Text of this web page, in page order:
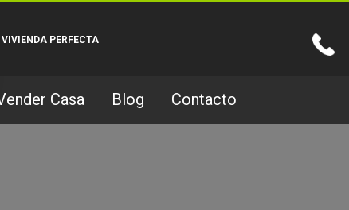
PERFECTA
Casa Blog Contacto